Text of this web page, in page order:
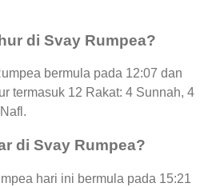
di Svay Rumpea?
bermula pada 12:07 dan
termasuk 12 Rakat: 4 Sunnah, 4
di Svay Rumpea?
hari ini bermula pada 15:21